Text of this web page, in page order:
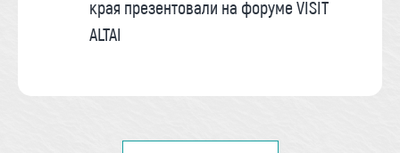
края презентовали на форуме VISIT
ALTAI